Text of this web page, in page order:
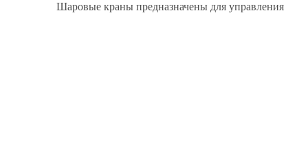
Шаровые краны предназначены для